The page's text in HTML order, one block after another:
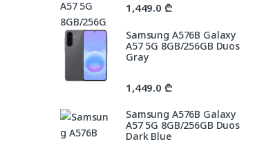
1,449.0 ₾
Samsung A576B Galaxy
A57 5G 8GB/256GB Duos
Gray
1,449.0 ₾
Samsung A576B Galaxy
A57 5G 8GB/256GB Duos
Dark Blue